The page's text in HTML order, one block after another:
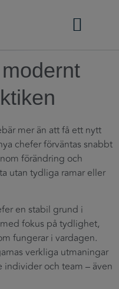
mer än att få ett nytt
chefer förväntas snabbt
förändring och
utan tydliga ramar eller
en stabil grund i
fokus på tydlighet,
fungerar i vardagen.
verkliga utmaningar
individer och team – även